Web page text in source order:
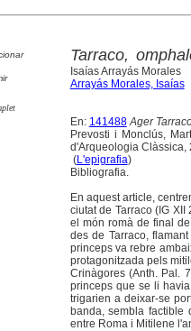
Tarraco,
Isaías Arrayás Morales
Arrayás Morales, Isaías
En: 141488 Ager
Prevosti i Monclús,
d'Arqueologia Clàssica,
(L'epigrafia)
Bibliografia.
En aquest article,
ciutat de Tarraco (IG
el món romà de final
des de Tarraco,
princeps va rebre
protagonitzada pels
Crinàgores (Anth. Pal.
princeps que se li
trigarien a deixar-se
banda, sembla factible
entre Roma i Mitilene